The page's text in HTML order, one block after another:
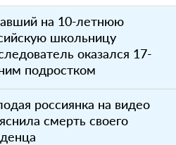
на 10-летнюю
школьницу
оказался 17-
подростком
россиянка на видео
смерть своего